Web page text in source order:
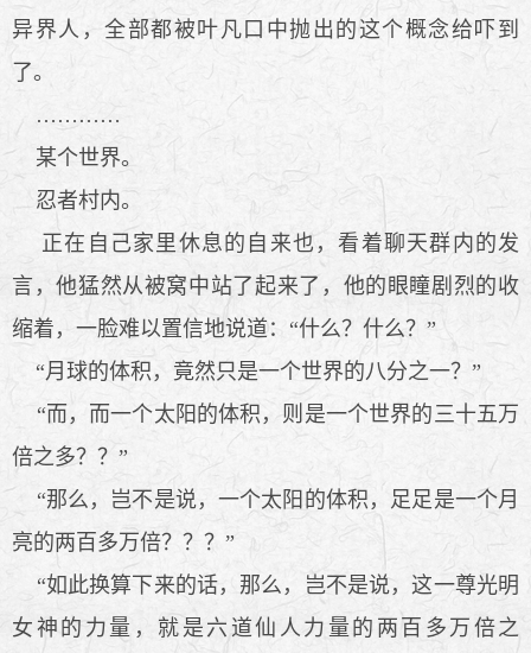
异界人，全部都被叶凡口中抛出的这个概念给吓到
了。
…………
某个世界。
忍者村内。
正在自己家里休息的自来也，看着聊天群内的发
言，他猛然从被窝中站了起来了，他的眼瞳剧烈的收
缩着，一脸难以置信地说道：“什么？什么？”
“月球的体积，竟然只是一个世界的八分之一？”
“而，而一个太阳的体积，则是一个世界的三十五万
倍之多？？”
“那么，岂不是说，一个太阳的体积，足足是一个月
亮的两百多万倍？？？”
“如此换算下来的话，那么，岂不是说，这一尊光明
女神的力量，就是六道仙人力量的两百多万倍之